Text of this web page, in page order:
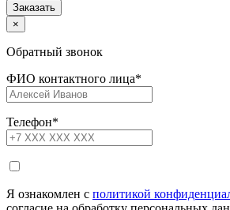
×
Обратный звонок
ФИО контактного лица*
Телефон*
Я ознакомлен с политикой